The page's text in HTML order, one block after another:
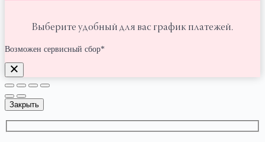
Выберите удобный для вас график платежей.
Возможен сервисный сбор*
Закрыть